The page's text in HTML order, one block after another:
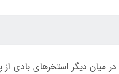
میان دیگر استخرهای بادی